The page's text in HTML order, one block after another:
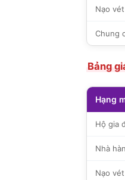
Nạo
Chung
Bảng
Hạng
Hộ gia
Nhà
Nạo